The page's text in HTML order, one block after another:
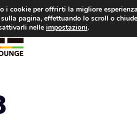
i cookie per offrirti la migliore
pagina, effettuando lo scroll o
nelle impostazioni.